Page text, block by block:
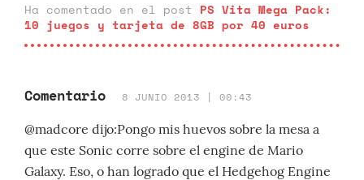
Ha comentado en el post PS Vita Mega Pack:
10 juegos y tarjeta de 8GB por 40 euros
Comentario 8 JUNIO 2013 | 00:43
@madcore dijo:Pongo mis huevos sobre la mesa a
que este Sonic corre sobre el engine de Mario
Galaxy. Eso, o han logrado que el Hedgehog Engine